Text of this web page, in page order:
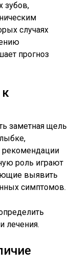
зубов,
случаях
прогноз
заметная щель
рекомендации
роль играют
выявить
симптомов.
лечения.